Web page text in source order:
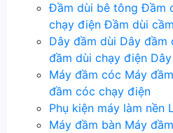
Đầm dùi bê tông Đầm
chạy điện Đầm dùi
Dây đầm dùi Dây đầm
đầm dùi chạy điện
Máy đầm cóc Máy
đầm cóc chạy điện
Phụ kiện máy làm nền
Máy đầm bàn Máy